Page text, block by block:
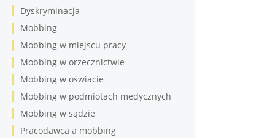
Dyskryminacja
Mobbing
Mobbing w miejscu pracy
Mobbing w orzecznictwie
Mobbing w oświacie
Mobbing w podmiotach medycznych
Mobbing w sądzie
Pracodawca a mobbing